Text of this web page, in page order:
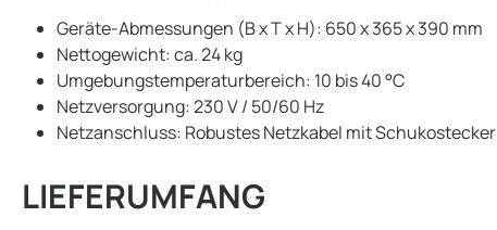
Geräte-Abmessungen (B x T x H): 650 x 365 x 390 mm
Nettogewicht: ca. 24 kg
Umgebungstemperaturbereich: 10 bis 40 °C
Netzversorgung: 230 V / 50/60 Hz
Netzanschluss: Robustes Netzkabel mit Schukostecker
LIEFERUMFANG